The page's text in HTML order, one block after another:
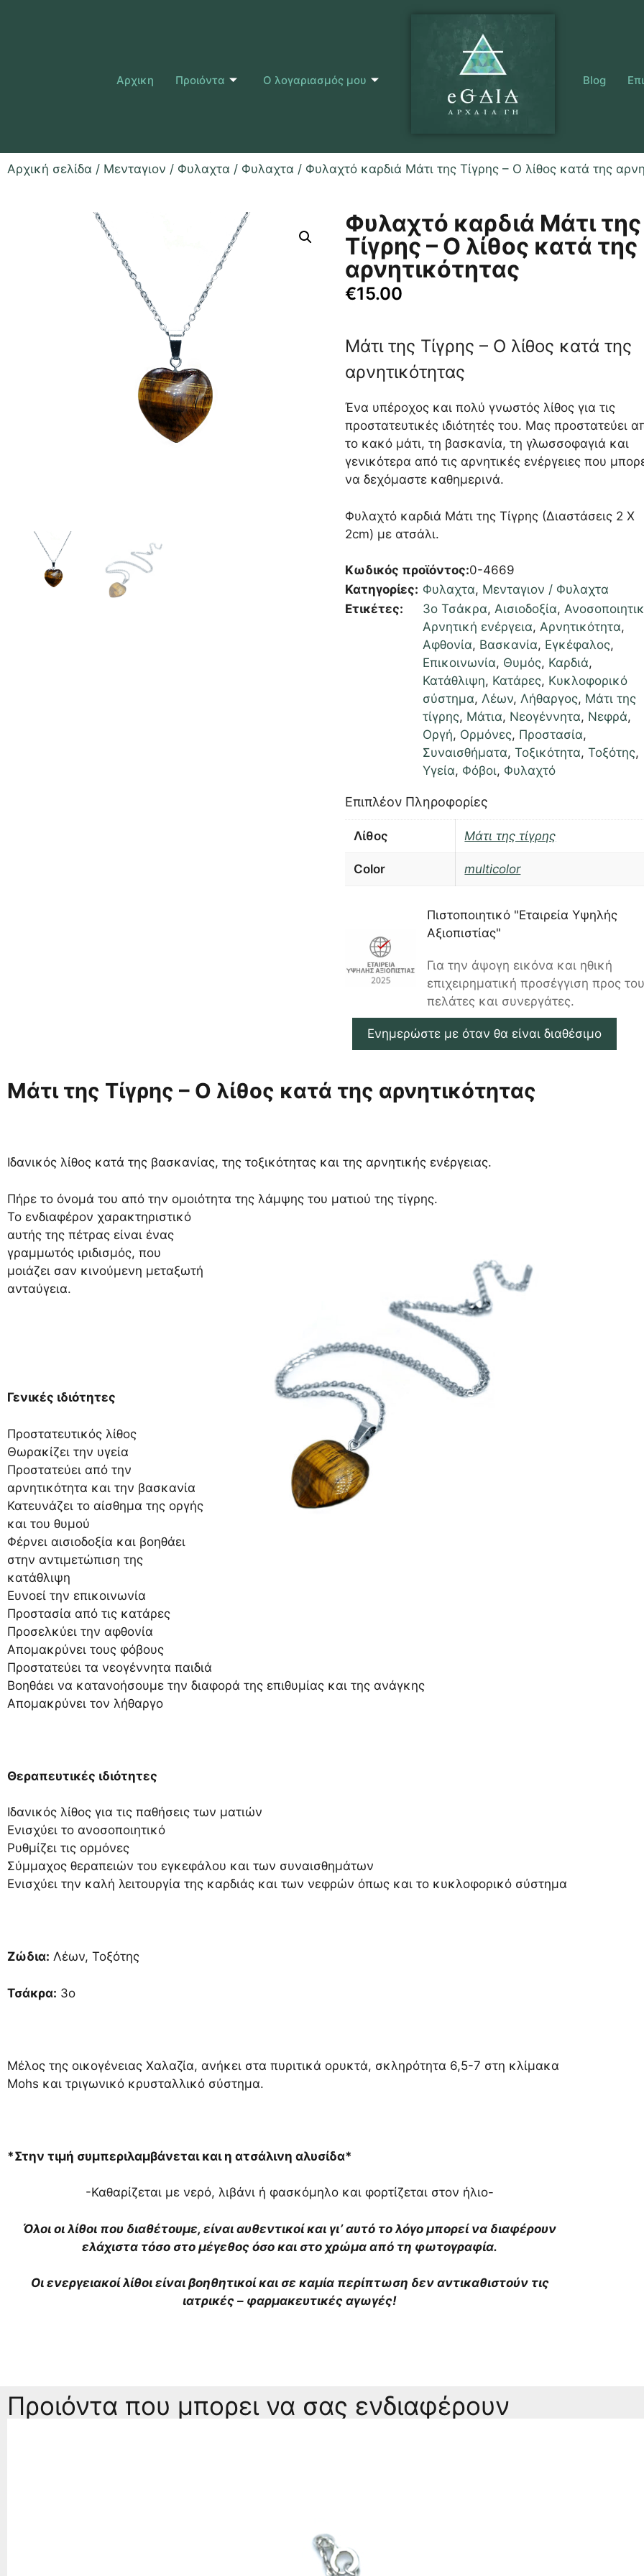
Αρχικη Προιόντα Ο λογαριασμός μου Blog
Αρχική σελίδα / Μενταγιον / Φυλαχτα / Φυλαχτα / Φυλαχτό καρδιά Μάτι της Τίγρης – Ο λίθος κατά της
Φυλαχτό καρδιά Μάτι της
Τίγρης – Ο λίθος κατά της
αρνητικότητας
€15.00
Μάτι της Τίγρης – Ο λίθος κατά της
αρνητικότητας
Ένα υπέροχος και πολύ γνωστός λίθος για τις
προστατευτικές ιδιότητές του. Μας προστατεύει
το κακό μάτι, τη βασκανία, τη γλωσσοφαγιά και
γενικότερα από τις αρνητικές ενέργειες που
να δεχόμαστε καθημερινά.
Φυλαχτό καρδιά Μάτι της Τίγρης (Διαστάσεις 2 Χ
2cm) με ατσάλι.
Κωδικός προϊόντος:0-4669
Κατηγορίες: Φυλαχτα, Μενταγιον / Φυλαχτα
Ετικέτες:
3ο Τσάκρα,Αισιοδοξία,
Αρνητική ενέργεια,Αρνητικότητα,
Αφθονία, Βασκανία, Εγκέφαλος,
Επικοινωνία, Θυμός, Καρδιά,
Κατάθλιψη, Κατάρες, Κυκλοφορικό
σύστημα,Λέων,Λήθαργος, Μάτι της
τίγρης, Μάτια, Νεογέννητα, Νεφρά,
Οργή, Ορμόνες, Προστασία,
Συναισθήματα,Τοξικότητα,Τοξότης,
Υγεία, Φόβοι, Φυλαχτό
Επιπλέον Πληροφορίες
Λίθος Μάτι της τίγρης
Color multicolor
Πιστοποιητικό "Εταιρεία Υψηλής
Αξιοπιστίας"
Για την άψογη εικόνα και ηθική
επιχειρηματική προσέγγιση προς
πελάτες και συνεργάτες.
Ενημερώστε με όταν θα είναι διαθέσιμο
Μάτι της Τίγρης – Ο λίθος κατά της αρνητικότητας
Ιδανικός λίθος κατά της βασκανίας, της τοξικότητας και της αρνητικής ενέργειας.
Πήρε το όνομά του από την ομοιότητα της λάμψης του ματιού της τίγρης.
Το ενδιαφέρον χαρακτηριστικό
αυτής της πέτρας είναι ένας
γραμμωτός ιριδισμός, που
μοιάζει σαν κινούμενη μεταξωτή
ανταύγεια.
Γενικές ιδιότητες
Προστατευτικός λίθος
Θωρακίζει την υγεία
Προστατεύει από την
αρνητικότητα και την βασκανία
Κατευνάζει το αίσθημα της οργής
και του θυμού
Φέρνει αισιοδοξία και βοηθάει
στην αντιμετώπιση της
κατάθλιψη
Ευνοεί την επικοινωνία
Προστασία από τις κατάρες
Προσελκύει την αφθονία
Απομακρύνει τους φόβους
Προστατεύει τα νεογέννητα παιδιά
Βοηθάει να κατανοήσουμε την διαφορά της επιθυμίας και της ανάγκης
Απομακρύνει τον λήθαργο
Θεραπευτικές ιδιότητες
Ιδανικός λίθος για τις παθήσεις των ματιών
Ενισχύει το ανοσοποιητικό
Ρυθμίζει τις ορμόνες
Σύμμαχος θεραπειών του εγκεφάλου και των συναισθημάτων
Ενισχύει την καλή λειτουργία της καρδιάς και των νεφρών όπως και το κυκλοφορικό σύστημα
Ζώδια: Λέων, Τοξότης
Τσάκρα: 3ο
Μέλος της οικογένειας Χαλαζία, ανήκει στα πυριτικά ορυκτά, σκληρότητα 6,5-7 στη κλίμακα
Mohs και τριγωνικό κρυσταλλικό σύστημα.
*Στην τιμή συμπεριλαμβάνεται και η ατσάλινη αλυσίδα*
-Καθαρίζεται με νερό, λιβάνι ή φασκόμηλο και φορτίζεται στον ήλιο-
Όλοι οι λίθοι που διαθέτουμε, είναι αυθεντικοί και γι’ αυτό το λόγο μπορεί να διαφέρουν
ελάχιστα τόσο στο μέγεθος όσο και στο χρώμα από τη φωτογραφία.
Οι ενεργειακοί λίθοι είναι βοηθητικοί και σε καμία περίπτωση δεν αντικαθιστούν τις
ιατρικές – φαρμακευτικές αγωγές!
Προιόντα που μπορει να σας ενδιαφέρουν